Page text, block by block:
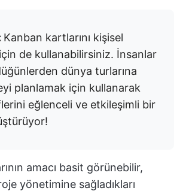
Kanban kartlarını kişisel
de kullanabilirsiniz. İnsanlar
dünya turlarına
planlamak için kullanarak
eğlenceli ve etkileşimli bir
amacı basit görünebilir,
yönetimine sağladıkları